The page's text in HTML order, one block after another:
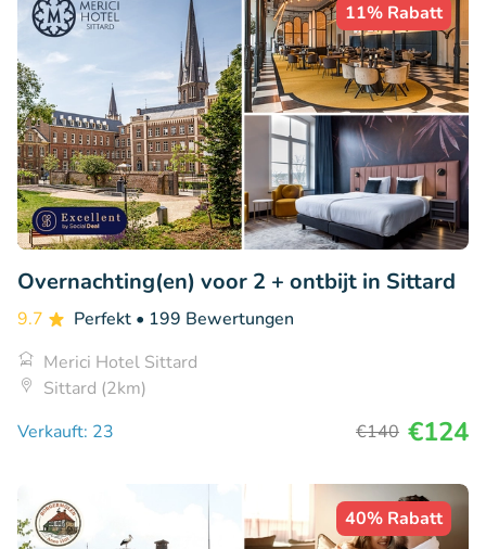
11% Rabatt
Overnachting(en) voor 2 + ontbijt in Sittard
9.7 Perfekt • 199 Bewertungen
Merici Hotel Sittard
Sittard (2km)
Verkauft: 23
€140 €124
40% Rabatt